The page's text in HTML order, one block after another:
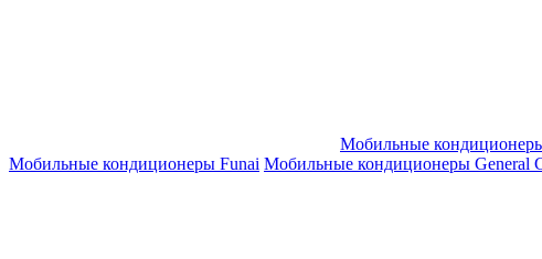
Мобильные
Мобильные кондиционеры Funai Мобильные кондиционеры General